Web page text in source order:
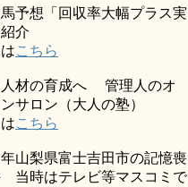
予想「回収率大幅プラス実
介
こちら
人材の育成へ 管理人のオ
サロン（大人の塾）
こちら
山梨県富士吉田市の記憶喪
当時はテレビ等マスコミで